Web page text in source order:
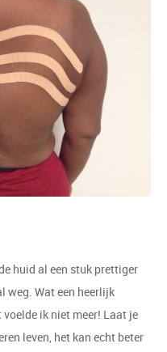
huid al een stuk prettiger
weg. Wat een heerlijk
ik niet meer! Laat je
leven, het kan echt beter